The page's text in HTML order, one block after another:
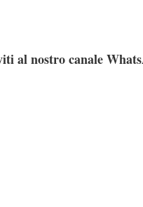
al nostro canale